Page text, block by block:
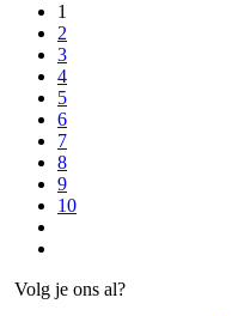
1
2
3
4
5
6
7
8
9
10
Volg je ons al?